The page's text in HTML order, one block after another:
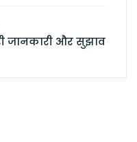
जानकारी और सुझाव